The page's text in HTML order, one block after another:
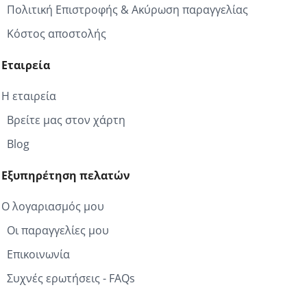
Πολιτική Επιστροφής & Ακύρωση παραγγελίας
Κόστος αποστολής
Εταιρεία
Η εταιρεία
Βρείτε μας στον χάρτη
Blog
Εξυπηρέτηση πελατών
Ο λογαριασμός μου
Οι παραγγελίες μου
Επικοινωνία
Συχνές ερωτήσεις - FAQs